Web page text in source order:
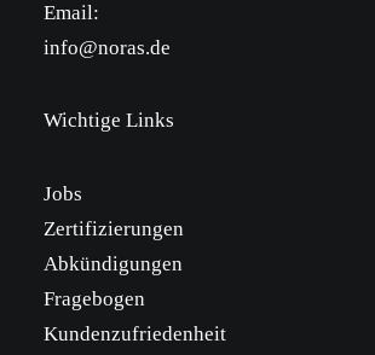
Email:
info@noras.de
Wichtige Links
Jobs
Zertifizierungen
Abkündigungen
Fragebogen
Kundenzufriedenheit